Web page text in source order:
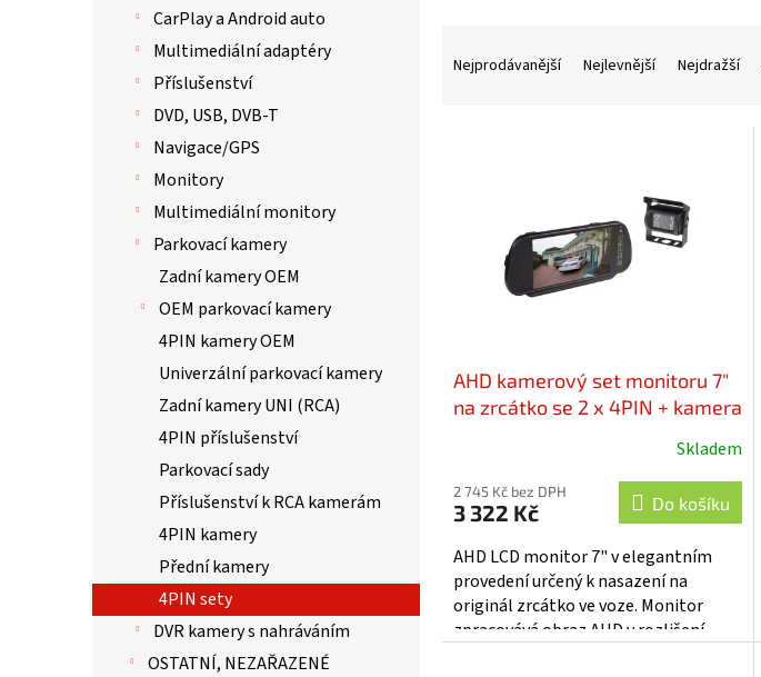
CarPlay a Android auto
Multimediální adaptéry
Příslušenství
DVD, USB, DVB-T
Navigace/GPS
Monitory
Multimediální monitory
Parkovací kamery
Zadní kamery OEM
OEM parkovací kamery
4PIN kamery OEM
Univerzální parkovací kamery
Zadní kamery UNI (RCA)
4PIN příslušenství
Parkovací sady
Příslušenství k RCA kamerám
4PIN kamery
Přední kamery
4PIN sety
DVR kamery s nahráváním
OSTATNÍ, NEZAŘAZENÉ
Nejprodávanější Nejlevnější Nejdražší
AHD kamerový set monitoru 7"
na zrcátko se 2 x 4PIN + kamera
Skladem
2 745 Kč bez DPH
3 322 Kč Do košíku
AHD LCD monitor 7" v elegantním
provedení určený k nasazení na
originál zrcátko ve voze. Monitor
zpracovává obraz AHD v rozlišení